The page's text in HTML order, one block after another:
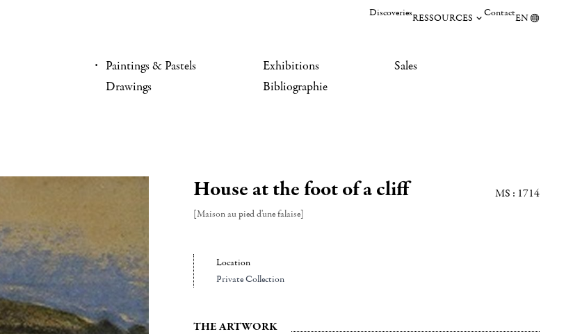
DiscoveriesRESSOURCES ContactEN
Paintings & Pastels
Drawings
Exhibitions
Bibliographie
Sales
House at the foot of a cliff
[Maison au pied d'une falaise]
MS : 1714
Location
Private Collection
THE ARTWORK